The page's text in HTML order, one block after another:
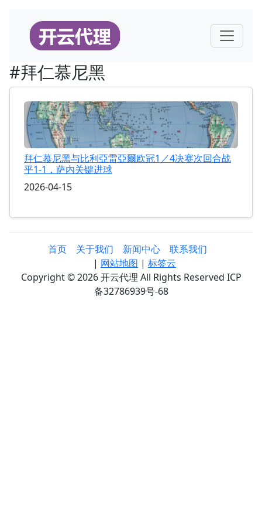
#拜仁慕尼黑
拜仁慕尼黑与比利亞雷亞爾欧冠1／4决赛次回合战
平1-1，萨内关键进球
2026-04-15
首页 关于我们 新闻中心
联系我们
| 网站地图 | 标签云
Copyright © 2026 开云代理 All Rights Reserved ICP
备32786939号-68